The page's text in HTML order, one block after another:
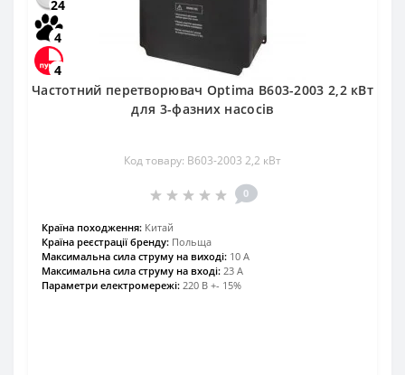
24
4
4
Частотний перетворювач Optima B603-2003 2,2 кВт
для 3-фазних насосів
Код товару: B603-2003 2,2 кВт
0
Країна походження: Китай
Країна реєстрації бренду: Польща
Максимальна сила струму на виході: 10 A
Максимальна сила струму на вході: 23 A
Параметри електромережі: 220 В +- 15%